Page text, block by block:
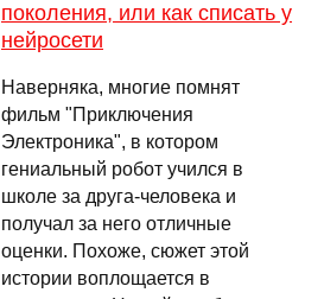
поколения, или как списать у
нейросети
Наверняка, многие помнят
фильм "Приключения
Электроника", в котором
гениальный робот учился в
школе за друга-человека и
получал за него отличные
оценки. Похоже, сюжет этой
истории воплощается в